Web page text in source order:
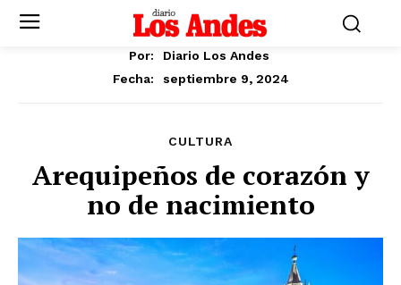
Por:
Diario Los Andes
Fecha:
septiembre 9, 2024
CULTURA
Arequipeños de corazón y
no de nacimiento